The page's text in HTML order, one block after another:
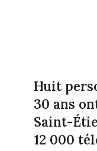
Huit
30 ans
Saint-
12 000